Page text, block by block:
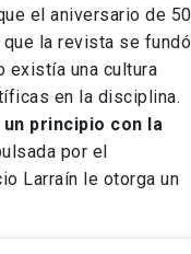
el aniversario de 50
la revista se fundó
existía una cultura
en la disciplina.
principio con la
por el
Larraín le otorga un